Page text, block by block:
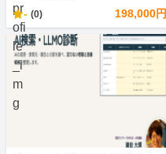
- (0) 198,000円